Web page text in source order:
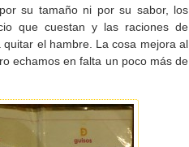
su tamaño ni por su sabor, los
que cuestan y las raciones de
el hambre. La cosa mejora al
echamos en falta un poco más de